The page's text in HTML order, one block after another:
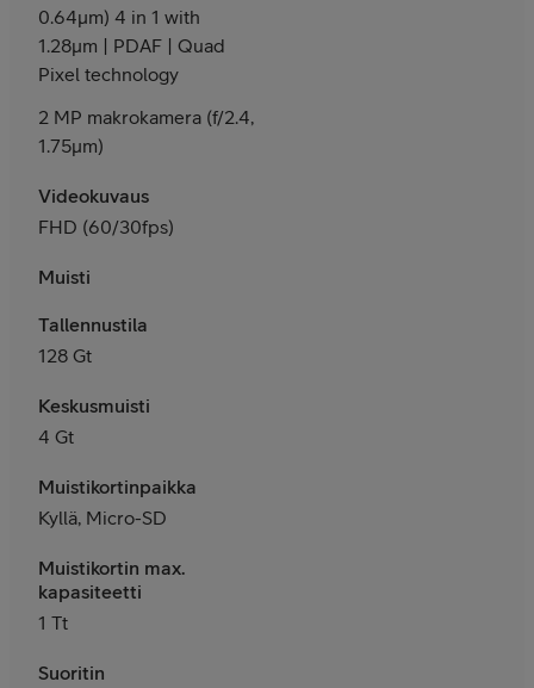
0.64μm) 4 in 1 with
1.28μm | PDAF | Quad
Pixel technology
2 MP makrokamera (f/2.4,
1.75μm)
Videokuvaus
FHD (60/30fps)
Muisti
Tallennustila
128 Gt
Keskusmuisti
4 Gt
Muistikortinpaikka
Kyllä, Micro-SD
Muistikortin max.
kapasiteetti
1 Tt
Suoritin